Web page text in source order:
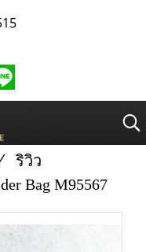
ริวิว
Bag M95567